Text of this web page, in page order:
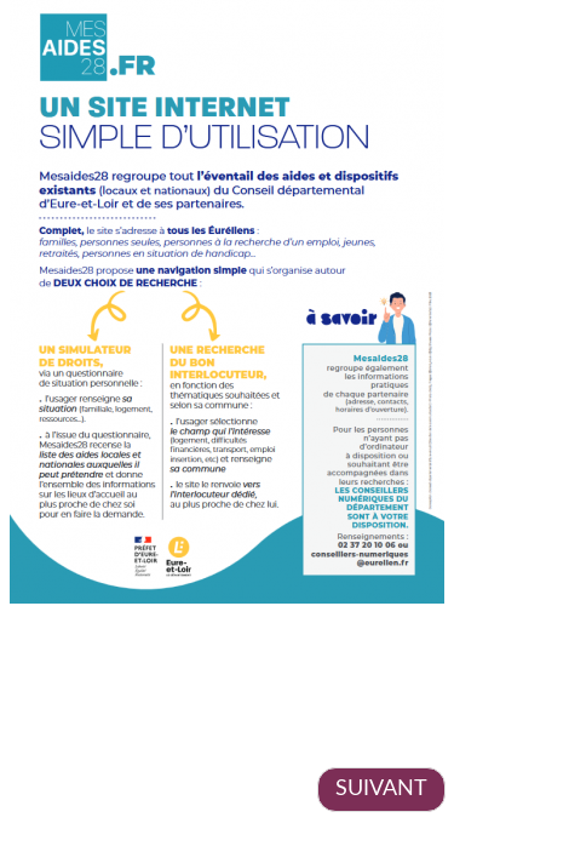
SUIVANT